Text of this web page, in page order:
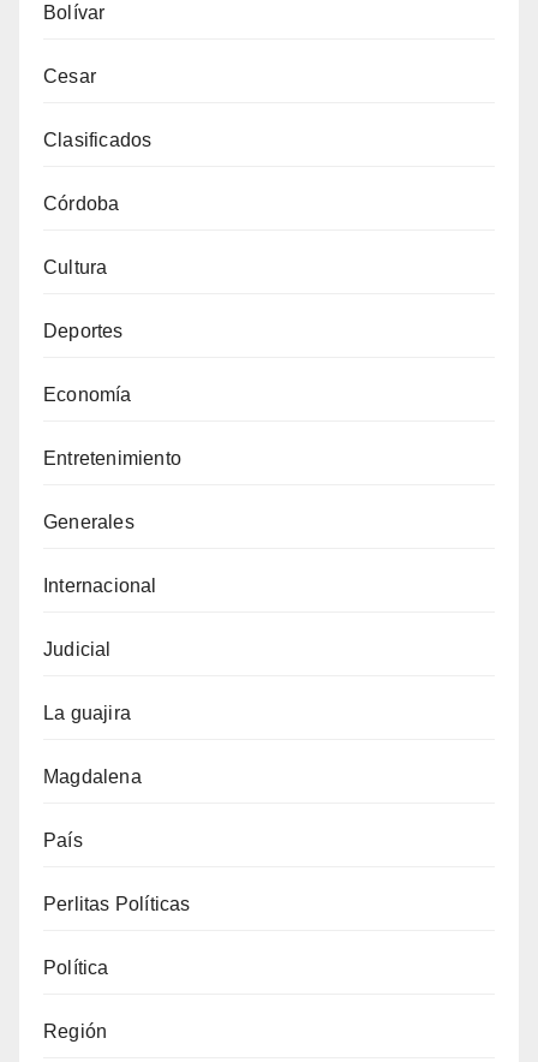
Bolívar
Cesar
Clasificados
Córdoba
Cultura
Deportes
Economía
Entretenimiento
Generales
Internacional
Judicial
La guajira
Magdalena
País
Perlitas Políticas
Política
Región